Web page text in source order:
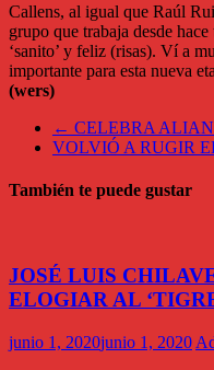
Callens, al igual que Raúl
grupo que trabaja desde
‘sanito’ y feliz (risas). Ví a
importante para esta nueva
(wers)
← CELEBRA
VOLVIÓ A RUGIR
También te puede gustar
JOSÉ LUIS
ELOGIAR AL
junio 1, 2020junio 1, 2020